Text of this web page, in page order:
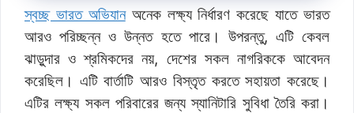
স্বচ্ছ ভারত অভিযানঅনেক লক্ষ্য নির্ধারণ করেছে যাতে ভারত
আরও পরিচ্ছন্ন ও উন্নত হতে পারে। উপরন্তু, এটি কেবল
ঝাড়ুদার ও শ্রমিকদের নয়, দেশের সকল নাগরিককে আবেদন
করেছিল। এটি বার্তাটি আরও বিস্তৃত করতে সহায়তা করেছে।
এটির লক্ষ্য সকল পরিবারের জন্য স্যানিটারি সুবিধা তৈরি করা।